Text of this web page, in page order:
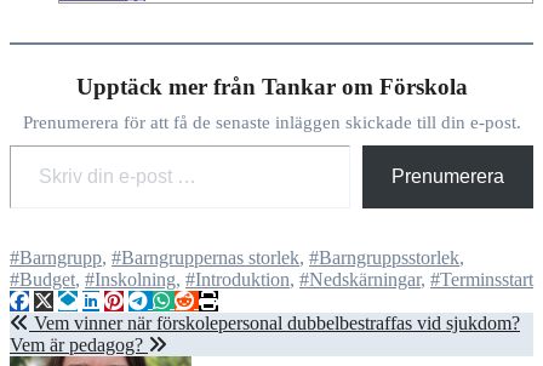
Upptäck mer från Tankar om Förskola
Prenumerera för att få de senaste inläggen skickade till din e-post.
Skriv din e-post …
Prenumerera
#Barngrupp, #Barngruppernas storlek, #Barngruppsstorlek,
#Budget, #Inskolning, #Introduktion, #Nedskärningar, #Terminsstart
Inläggsnavigering
Vem vinner när förskolepersonal dubbelbestraffas vid sjukdom?
Vem är pedagog?